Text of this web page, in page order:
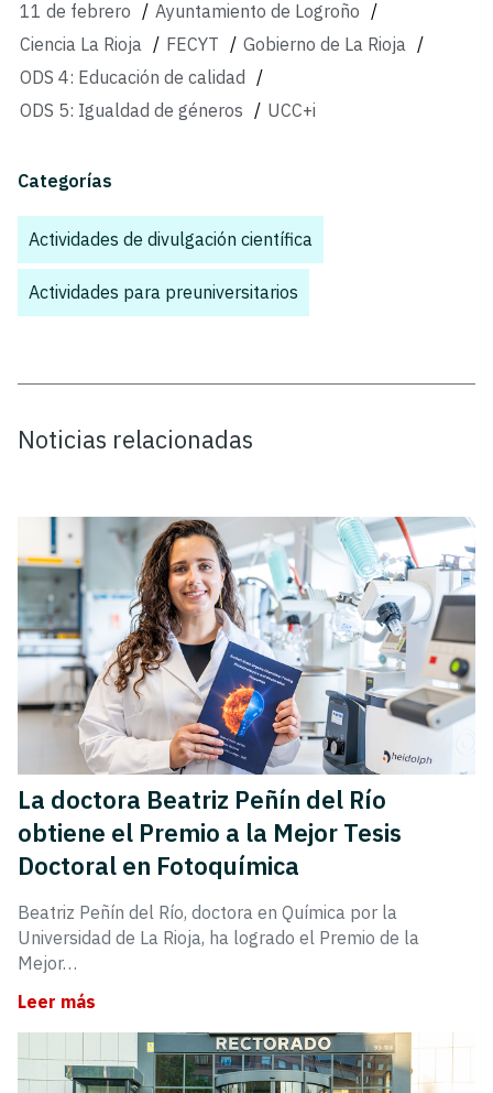
11 de febrero / Ayuntamiento de Logroño /
Ciencia La Rioja / FECYT / Gobierno de La Rioja /
ODS 4: Educación de calidad /
ODS 5: Igualdad de géneros / UCC+i
Categorías
Actividades de divulgación científica
Actividades para preuniversitarios
Noticias relacionadas
La doctora Beatriz Peñín del Río
obtiene el Premio a la Mejor Tesis
Doctoral en Fotoquímica
Beatriz Peñín del Río, doctora en Química por la
Universidad de La Rioja, ha logrado el Premio de la
Mejor…
Leer más